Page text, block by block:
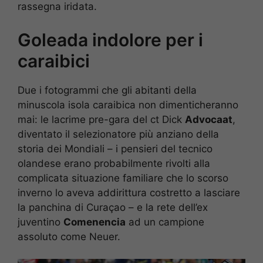
rassegna iridata.
Goleada indolore per i
caraibici
Due i fotogrammi che gli abitanti della
minuscola isola caraibica non dimenticheranno
mai: le lacrime pre-gara del ct Dick Advocaat,
diventato il selezionatore più anziano della
storia dei Mondiali – i pensieri del tecnico
olandese erano probabilmente rivolti alla
complicata situazione familiare che lo scorso
inverno lo aveva addirittura costretto a lasciare
la panchina di Curaçao – e la rete dell’ex
juventino Comenencia ad un campione
assoluto come Neuer.